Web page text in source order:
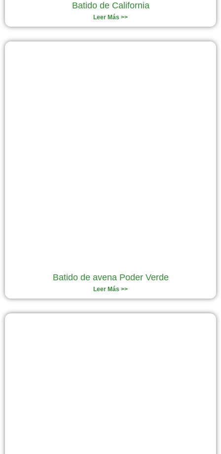
Batido de California
Leer Más >>
Batido de avena Poder Verde
Leer Más >>